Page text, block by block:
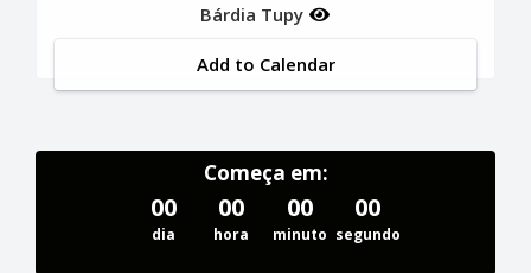
Bárdia Tupy
Add to Calendar
Começa em:
00
dia
00
hora
00
minuto
00
segundo